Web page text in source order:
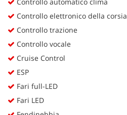
Controllo elettronico della corsia
Controllo trazione
Controllo vocale
Cruise Control
ESP
Fari full-LED
Fari LED